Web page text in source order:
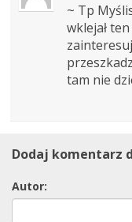
~ Tp
wklejał
tam nie
Dodaj komentarz
Autor: